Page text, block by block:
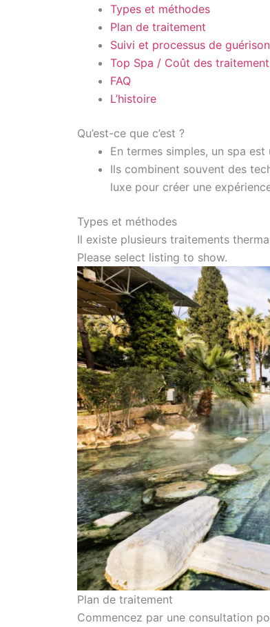
Types et méthodes
Plan de traitement
Suivi et processus de guérison
Top Spa / Coût des
FAQ
L’histoire
Qu’est-ce que c’est ?
En termes simples, un spa
Ils combinent souvent des
luxe pour créer une
Types et méthodes
Il existe plusieurs traitements
Please select listing to show.
Plan de traitement
Commencez par une consultation